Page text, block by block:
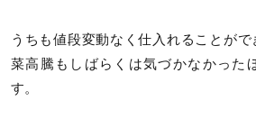
うちも値段変動なく仕入れることが
菜高騰もしばらくは気づかなかった
す。